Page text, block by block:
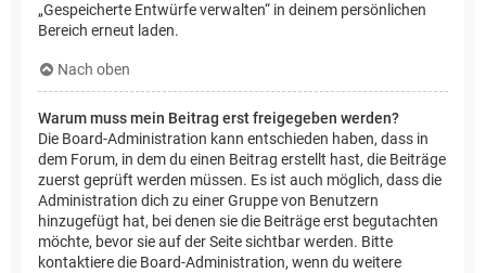
„Gespeicherte Entwürfe verwalten“ in deinem persönlichen
Bereich erneut laden.
Nach oben
Warum muss mein Beitrag erst freigegeben werden?
Die Board-Administration kann entschieden haben, dass in
dem Forum, in dem du einen Beitrag erstellt hast, die Beiträge
zuerst geprüft werden müssen. Es ist auch möglich, dass die
Administration dich zu einer Gruppe von Benutzern
hinzugefügt hat, bei denen sie die Beiträge erst begutachten
möchte, bevor sie auf der Seite sichtbar werden. Bitte
kontaktiere die Board-Administration, wenn du weitere